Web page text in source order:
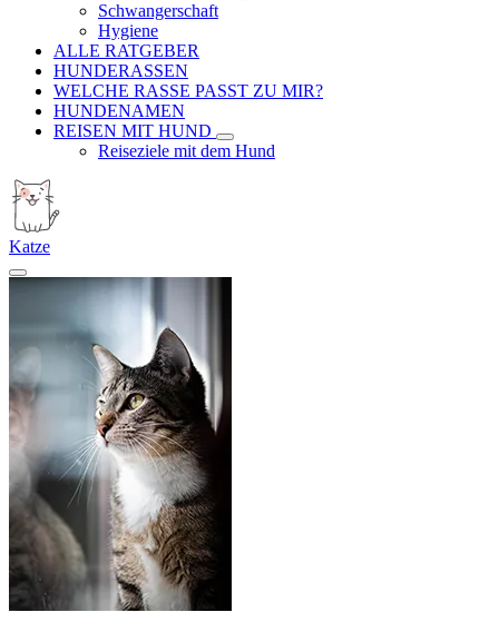
Schwangerschaft
Hygiene
ALLE RATGEBER
HUNDERASSEN
WELCHE RASSE PASST ZU MIR?
HUNDENAMEN
REISEN MIT HUND
Reiseziele mit dem Hund
Katze